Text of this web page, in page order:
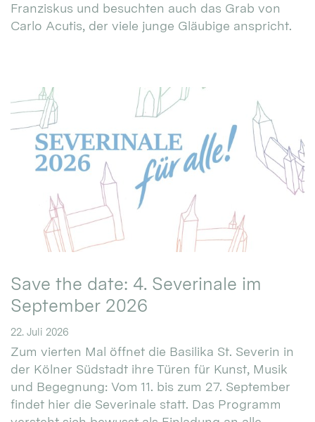
Franziskus und besuchten auch das Grab von
Carlo Acutis, der viele junge Gläubige anspricht.
Save the date: 4. Severinale im
September 2026
22. Juli 2026
Zum vierten Mal öffnet die Basilika St. Severin in
der Kölner Südstadt ihre Türen für Kunst, Musik
und Begegnung: Vom 11. bis zum 27. September
findet hier die Severinale statt. Das Programm